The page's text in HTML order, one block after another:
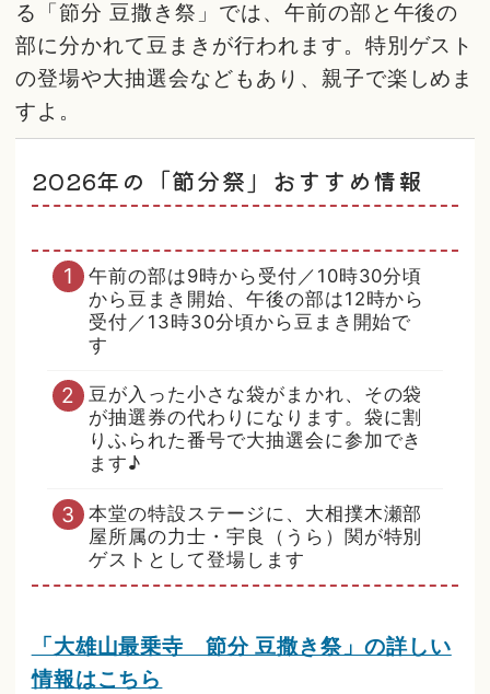
る「節分 豆撒き祭」では、午前の部と午後の
部に分かれて豆まきが行われます。特別ゲスト
の登場や大抽選会などもあり、親子で楽しめま
すよ。
2026年の「節分祭」おすすめ情報
午前の部は9時から受付／10時30分頃
から豆まき開始、午後の部は12時から
受付／13時30分頃から豆まき開始で
す
豆が入った小さな袋がまかれ、その袋
が抽選券の代わりになります。袋に割
りふられた番号で大抽選会に参加でき
ます♪
本堂の特設ステージに、大相撲木瀬部
屋所属の力士・宇良（うら）関が特別
ゲストとして登場します
「大雄山最乗寺 節分 豆撒き祭」の詳しい
情報はこちら